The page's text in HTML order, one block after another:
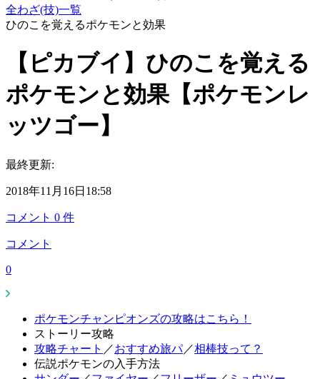
全わざ(技)一覧
ひのこを覚えるポケモンと効果
【ピカブイ】ひのこを覚える
ポケモンと効果【ポケモンレ
ッツゴー】
最終更新:
2018年11月16日18:58
コメント 0 件
コメント
0
ポケモンチャンピオンズの攻略はこちら！
ストーリー攻略
攻略チャート ／おすすめ旅パ／相棒技って？
伝説ポケモンの入手方法